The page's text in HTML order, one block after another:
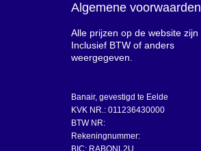
Algemene voorwaarden
Alle prijzen op de website zijn
Inclusief BTW of anders
weergegeven.
Banair, gevestigd te Eelde
KVK NR.: 011236430000
BTW NR:
Rekeningnummer:
BIC: RABONL2U